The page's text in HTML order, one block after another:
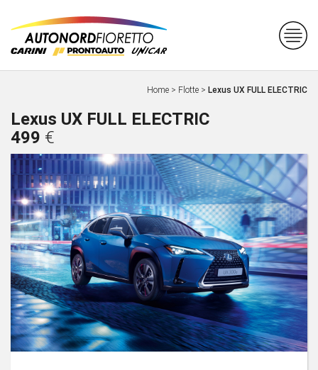
Home > Flotte > Lexus UX FULL ELECTRIC
Lexus UX FULL ELECTRIC
499 €